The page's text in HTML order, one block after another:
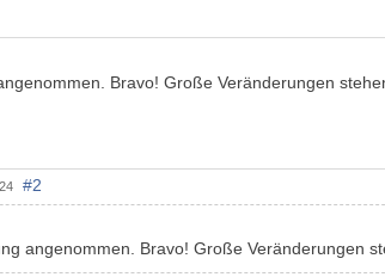
Bravo! Große Veränderungen
#2
angenommen. Bravo! Große Veränderungen